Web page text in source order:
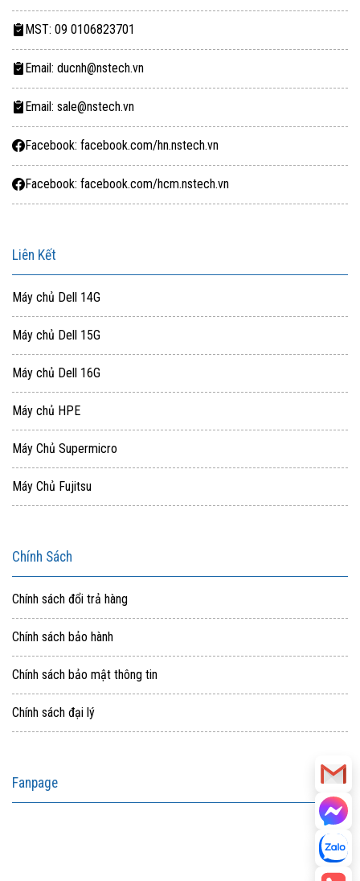
MST: 09 0106823701
Email: ducnh@nstech.vn
Email: sale@nstech.vn
Facebook: facebook.com/hn.nstech.vn
Facebook: facebook.com/hcm.nstech.vn
Liên Kết
Máy chủ Dell 14G
Máy chủ Dell 15G
Máy chủ Dell 16G
Máy chủ HPE
Máy Chủ Supermicro
Máy Chủ Fujitsu
Chính Sách
Chính sách đổi trả hàng
Chính sách bảo hành
Chính sách bảo mật thông tin
Chính sách đại lý
Fanpage